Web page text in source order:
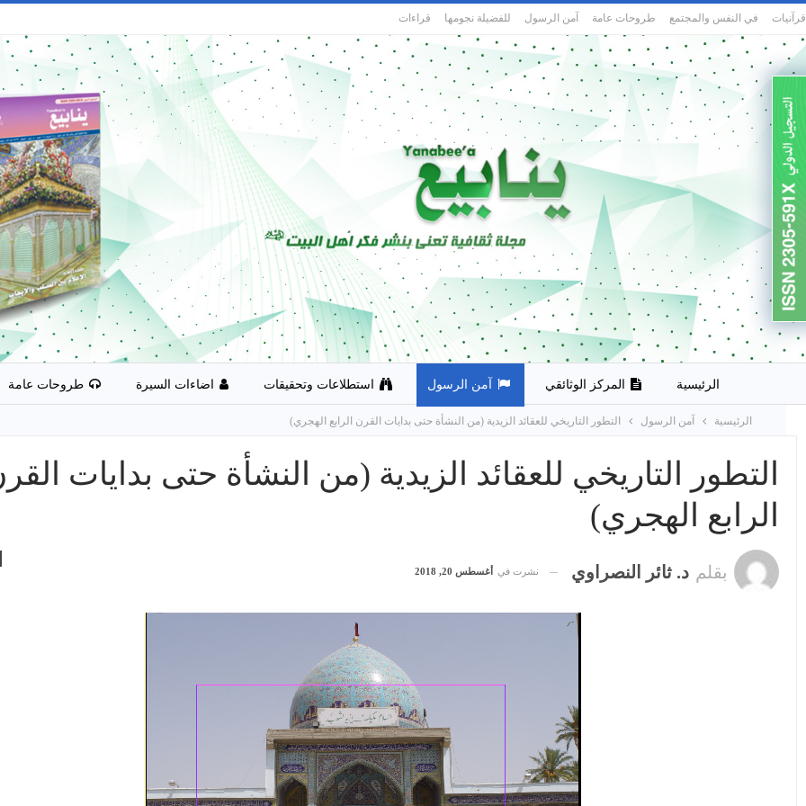
قرآنيات في النفس والمجتمع طروحات عامة آمن الرسول للفضيلة نجومها قراءات
الرئيسية المركز الوثائقي آمن الرسول استطلاعات وتحقيقات اضاءات السيرة طروحات عامة
الرئيسية آمن الرسول التطور التاريخي للعقائد الزيدية (من النشأة حتى بدايات القرن الرابع الهجري)
التطور التاريخي للعقائد الزيدية (من النشأة حتى بدايات
الرابع الهجري)
بقلم د. ثائر النصراوي نشرت في أغسطس 20, 2018